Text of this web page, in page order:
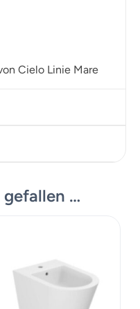
Cielo Linie Mare
Linie Mare
gefallen …